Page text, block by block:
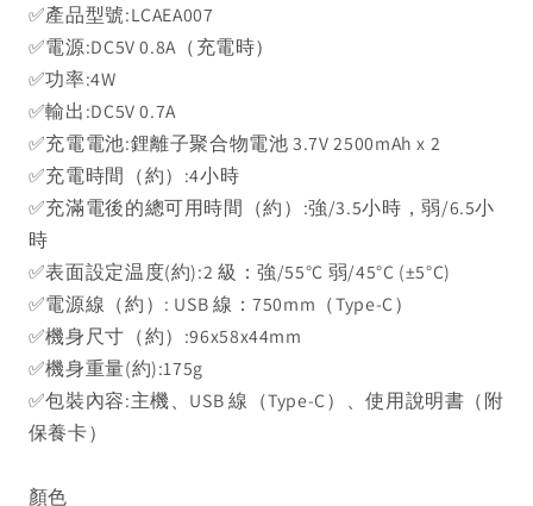
✅產品型號:LCAEA007
✅電源:DC5V 0.8A（充電時）
✅功率:4W
✅輸出:DC5V 0.7A
✅充電電池:鋰離子聚合物電池 3.7V 2500mAh x 2
✅充電時間（約）:4小時
✅充滿電後的總可用時間（約）:強/3.5小時，弱/6.5小
時
✅表面設定温度(約):2 級：強/55°C 弱/45°C (±5°C)
✅電源線（約）: USB 線：750mm（Type-C）
✅機身尺寸（約）:96x58x44mm
✅機身重量(約):175g
✅包裝內容:主機、USB 線（Type-C）、使用說明書（附
保養卡）
顏色